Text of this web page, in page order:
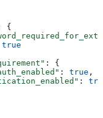
{
true
: {
: true ,
: